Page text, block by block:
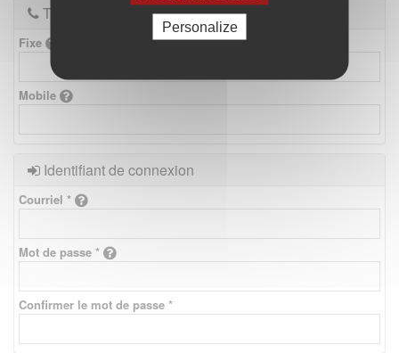
Téléphones
Fixe
Mobile
Identifiant de connexion
Courriel *
Mot de passe *
Confirmer le mot de passe *
Personalize